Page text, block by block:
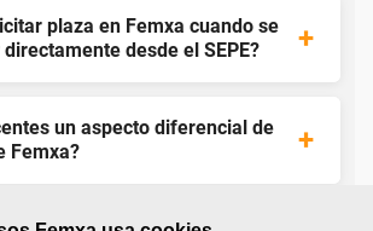
plaza en Femxa cuando se
desde el SEPE?
un aspecto diferencial de
Femxa?